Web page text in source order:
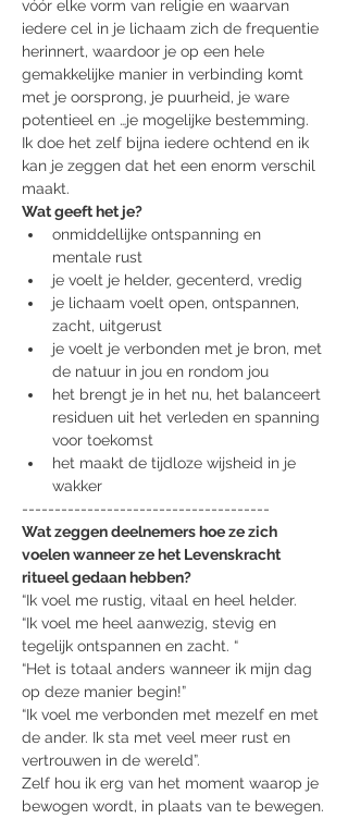
vóór elke vorm van religie en waarvan
iedere cel in je lichaam zich de frequentie
herinnert, waardoor je op een hele
gemakkelijke manier in verbinding komt
met je oorsprong, je puurheid, je ware
potentieel en …je mogelijke bestemming.
Ik doe het zelf bijna iedere ochtend en ik
kan je zeggen dat het een enorm verschil
maakt.
Wat geeft het je?
onmiddellijke ontspanning en
mentale rust
je voelt je helder, gecenterd, vredig
je lichaam voelt open, ontspannen,
zacht, uitgerust
je voelt je verbonden met je bron, met
de natuur in jou en rondom jou
het brengt je in het nu, het balanceert
residuen uit het verleden en spanning
voor toekomst
het maakt de tijdloze wijsheid in je
wakker
--------------------------------------
Wat zeggen deelnemers hoe ze zich
voelen wanneer ze het Levenskracht
ritueel gedaan hebben?
“Ik voel me rustig, vitaal en heel helder.
“Ik voel me heel aanwezig, stevig en
tegelijk ontspannen en zacht. “
“Het is totaal anders wanneer ik mijn dag
op deze manier begin!”
“Ik voel me verbonden met mezelf en met
de ander. Ik sta met veel meer rust en
vertrouwen in de wereld”.
Zelf hou ik erg van het moment waarop je
bewogen wordt, in plaats van te bewegen.